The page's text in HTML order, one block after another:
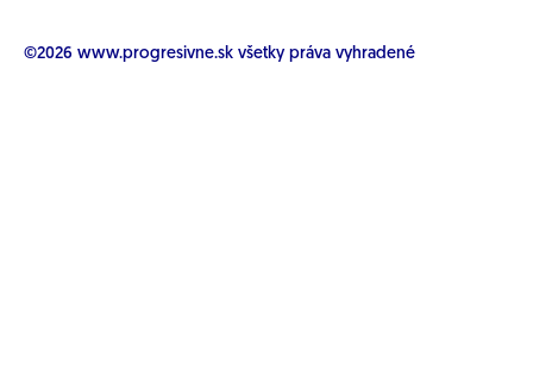
©2026 www.progresivne.sk všetky práva vyhradené